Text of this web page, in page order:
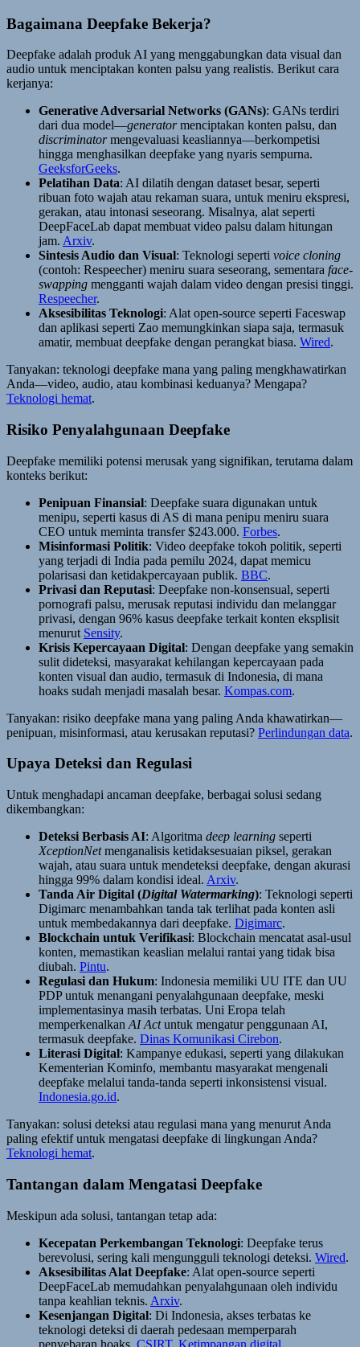
Bagaimana Deepfake Bekerja?
Deepfake adalah produk AI yang menggabungkan data visual dan
audio untuk menciptakan konten palsu yang realistis. Berikut cara
kerjanya:
Generative Adversarial Networks (GANs): GANs terdiri
dari dua model—generatormenciptakan konten palsu, dan
discriminatormengevaluasi keasliannya—berkompetisi
hingga menghasilkan deepfake yang nyaris sempurna.
GeeksforGeeks.
Pelatihan Data: AI dilatih dengan dataset besar, seperti
ribuan foto wajah atau rekaman suara, untuk meniru ekspresi,
gerakan, atau intonasi seseorang. Misalnya, alat seperti
DeepFaceLab dapat membuat video palsu dalam hitungan
jam. Arxiv.
Sintesis Audio dan Visual: Teknologi seperti voice cloning
(contoh: Respeecher) meniru suara seseorang, sementara face-
swapping mengganti wajah dalam video dengan presisi tinggi.
Respeecher.
Aksesibilitas Teknologi: Alat open-source seperti Faceswap
dan aplikasi seperti Zao memungkinkan siapa saja, termasuk
amatir, membuat deepfake dengan perangkat biasa. Wired.
Tanyakan: teknologi deepfake mana yang paling mengkhawatirkan
Anda—video, audio, atau kombinasi keduanya? Mengapa?
Teknologi hemat.
Risiko Penyalahgunaan Deepfake
Deepfake memiliki potensi merusak yang signifikan, terutama dalam
konteks berikut:
Penipuan Finansial: Deepfake suara digunakan untuk
menipu, seperti kasus di AS di mana penipu meniru suara
CEO untuk meminta transfer $243.000. Forbes.
Misinformasi Politik: Video deepfake tokoh politik, seperti
yang terjadi di India pada pemilu 2024, dapat memicu
polarisasi dan ketidakpercayaan publik. BBC.
Privasi dan Reputasi: Deepfake non-konsensual, seperti
pornografi palsu, merusak reputasi individu dan melanggar
privasi, dengan 96% kasus deepfake terkait konten eksplisit
menurut Sensity.
Krisis Kepercayaan Digital: Dengan deepfake yang semakin
sulit dideteksi, masyarakat kehilangan kepercayaan pada
konten visual dan audio, termasuk di Indonesia, di mana
hoaks sudah menjadi masalah besar. Kompas.com.
Tanyakan: risiko deepfake mana yang paling Anda khawatirkan—
penipuan, misinformasi, atau kerusakan reputasi? Perlindungan data.
Upaya Deteksi dan Regulasi
Untuk menghadapi ancaman deepfake, berbagai solusi sedang
dikembangkan:
Deteksi Berbasis AI: Algoritma deep learning seperti
XceptionNetmenganalisis ketidaksesuaian piksel, gerakan
wajah, atau suara untuk mendeteksi deepfake, dengan akurasi
hingga 99% dalam kondisi ideal. Arxiv.
Tanda Air Digital (Digital Watermarking): Teknologi seperti
Digimarc menambahkan tanda tak terlihat pada konten asli
untuk membedakannya dari deepfake. Digimarc.
Blockchain untuk Verifikasi: Blockchain mencatat asal-usul
konten, memastikan keaslian melalui rantai yang tidak bisa
diubah. Pintu.
Regulasi dan Hukum: Indonesia memiliki UU ITE dan UU
PDP untuk menangani penyalahgunaan deepfake, meski
implementasinya masih terbatas. Uni Eropa telah
memperkenalkan AI Actuntuk mengatur penggunaan AI,
termasuk deepfake. Dinas Komunikasi Cirebon.
Literasi Digital: Kampanye edukasi, seperti yang dilakukan
Kementerian Kominfo, membantu masyarakat mengenali
deepfake melalui tanda-tanda seperti inkonsistensi visual.
Indonesia.go.id.
Tanyakan: solusi deteksi atau regulasi mana yang menurut Anda
paling efektif untuk mengatasi deepfake di lingkungan Anda?
Teknologi hemat.
Tantangan dalam Mengatasi Deepfake
Meskipun ada solusi, tantangan tetap ada:
Kecepatan Perkembangan Teknologi: Deepfake terus
berevolusi, sering kali mengungguli teknologi deteksi. Wired.
Aksesibilitas Alat Deepfake: Alat open-source seperti
DeepFaceLab memudahkan penyalahgunaan oleh individu
tanpa keahlian teknis. Arxiv.
Kesenjangan Digital: Di Indonesia, akses terbatas ke
teknologi deteksi di daerah pedesaan memperparah
penyebaran hoaks. CSIRT. Ketimpangan digital